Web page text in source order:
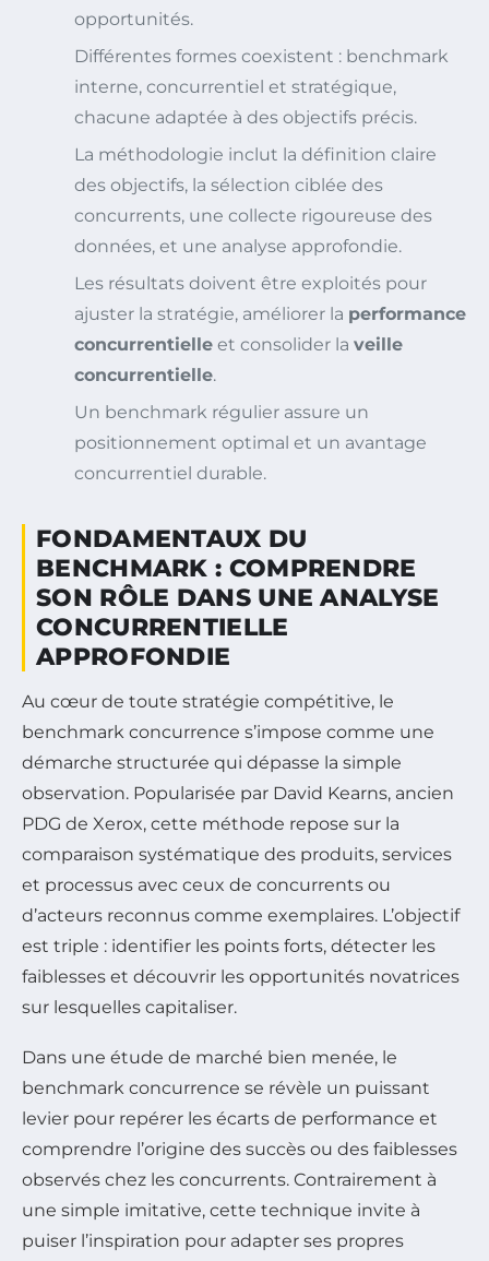
opportunités.
Différentes formes coexistent : benchmark
interne, concurrentiel et stratégique,
chacune adaptée à des objectifs précis.
La méthodologie inclut la définition claire
des objectifs, la sélection ciblée des
concurrents, une collecte rigoureuse des
données, et une analyse approfondie.
Les résultats doivent être exploités pour
ajuster la stratégie, améliorer la performance
concurrentielle et consolider la veille
concurrentielle.
Un benchmark régulier assure un
positionnement optimal et un avantage
concurrentiel durable.
FONDAMENTAUX DU
BENCHMARK : COMPRENDRE
SON RÔLE DANS UNE ANALYSE
CONCURRENTIELLE
APPROFONDIE
Au cœur de toute stratégie compétitive, le
benchmark concurrence s’impose comme une
démarche structurée qui dépasse la simple
observation. Popularisée par David Kearns, ancien
PDG de Xerox, cette méthode repose sur la
comparaison systématique des produits, services
et processus avec ceux de concurrents ou
d’acteurs reconnus comme exemplaires. L’objectif
est triple : identifier les points forts, détecter les
faiblesses et découvrir les opportunités novatrices
sur lesquelles capitaliser.
Dans une étude de marché bien menée, le
benchmark concurrence se révèle un puissant
levier pour repérer les écarts de performance et
comprendre l’origine des succès ou des faiblesses
observés chez les concurrents. Contrairement à
une simple imitative, cette technique invite à
puiser l’inspiration pour adapter ses propres